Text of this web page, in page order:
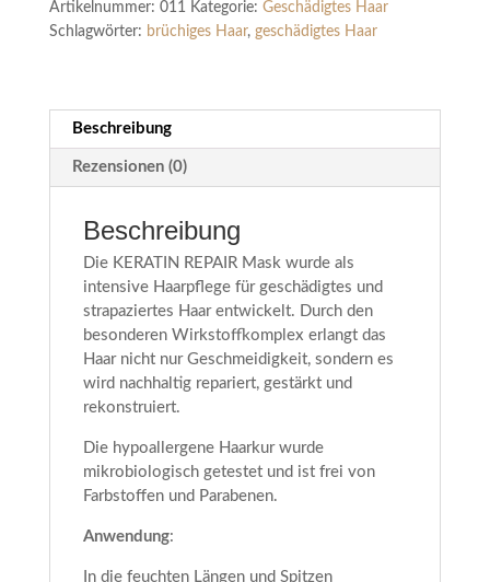
Artikelnummer: 011 Kategorie: Geschädigtes Haar
Schlagwörter: brüchiges Haar, geschädigtes Haar
Beschreibung
Rezensionen (0)
Beschreibung
Die KERATIN REPAIR Mask wurde als
intensive Haarpflege für geschädigtes und
strapaziertes Haar entwickelt. Durch den
besonderen Wirkstoffkomplex erlangt das
Haar nicht nur Geschmeidigkeit, sondern es
wird nachhaltig repariert, gestärkt und
rekonstruiert.
Die hypoallergene Haarkur wurde
mikrobiologisch getestet und ist frei von
Farbstoffen und Parabenen.
Anwendung:
In die feuchten Längen und Spitzen